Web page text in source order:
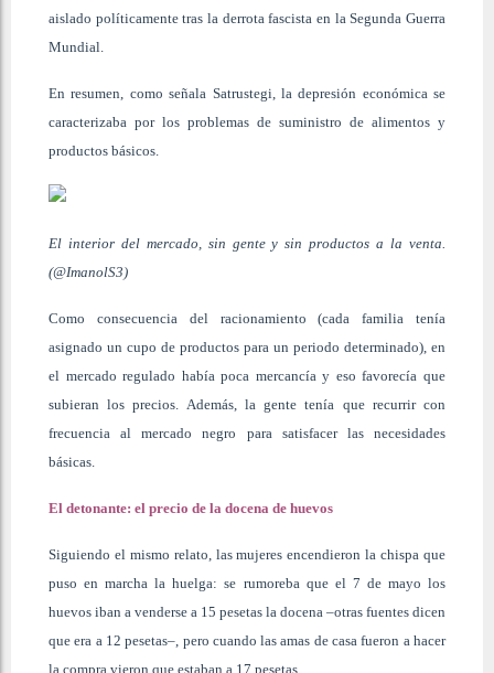
aislado políticamente tras la derrota fascista en la Segunda Guerra
Mundial.
En resumen, como señala Satrustegi, la depresión económica se
caracterizaba por los problemas de suministro de alimentos y
productos básicos.
El interior del mercado, sin gente y sin productos a la venta.
(@ImanolS3)
Como consecuencia del racionamiento (cada familia tenía
asignado un cupo de productos para un periodo determinado), en
el mercado regulado había poca mercancía y eso favorecía que
subieran los precios. Además, la gente tenía que recurrir con
frecuencia al mercado negro para satisfacer las necesidades
básicas.
El detonante: el precio de la docena de huevos
Siguiendo el mismo relato, las mujeres encendieron la chispa que
puso en marcha la huelga: se rumoreba que el 7 de mayo los
huevos iban a venderse a 15 pesetas la docena –otras fuentes dicen
que era a 12 pesetas–, pero cuando las amas de casa fueron a hacer
la compra vieron que estaban a 17 pesetas.